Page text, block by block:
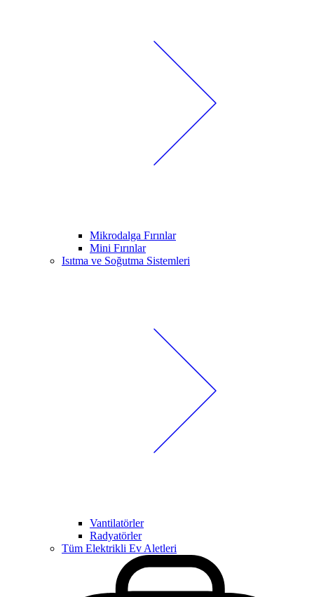
Mikrodalga Fırınlar
Mini Fırınlar
Isıtma ve Soğutma Sistemleri
Vantilatörler
Radyatörler
Tüm Elektrikli Ev Aletleri